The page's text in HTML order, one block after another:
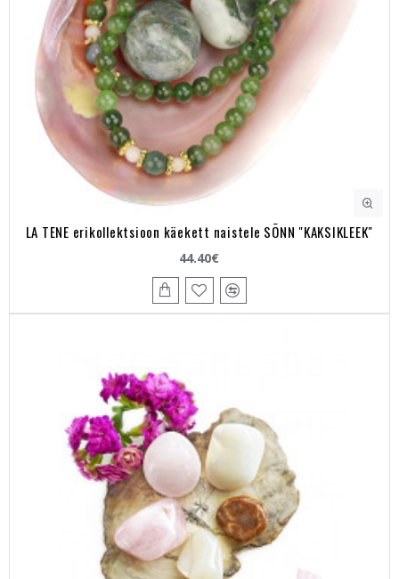
LA TENE erikollektsioon käekett naistele SÕNN "KAKSIKLEEK"
44.40€